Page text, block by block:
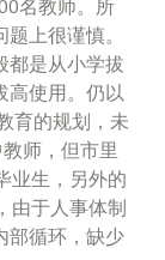
名教师。所
上很谨慎。
都是从小学拔
高使用。仍以
育的规划，未
师，但市里
业生，另外的
由于人事体制
部循环，缺少